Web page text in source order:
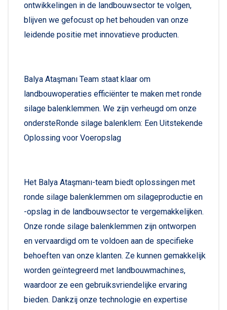
ontwikkelingen in de landbouwsector te volgen,
blijven we gefocust op het behouden van onze
leidende positie met innovatieve producten.
Balya Ataşmanı Team staat klaar om
landbouwoperaties efficiënter te maken met ronde
silage balenklemmen. We zijn verheugd om onze
ondersteRonde silage balenklem: Een Uitstekende
Oplossing voor Voeropslag
Het Balya Ataşmanı-team biedt oplossingen met
ronde silage balenklemmen om silageproductie en
-opslag in de landbouwsector te vergemakkelijken.
Onze ronde silage balenklemmen zijn ontworpen
en vervaardigd om te voldoen aan de specifieke
behoeften van onze klanten. Ze kunnen gemakkelijk
worden geïntegreerd met landbouwmachines,
waardoor ze een gebruiksvriendelijke ervaring
bieden. Dankzij onze technologie en expertise